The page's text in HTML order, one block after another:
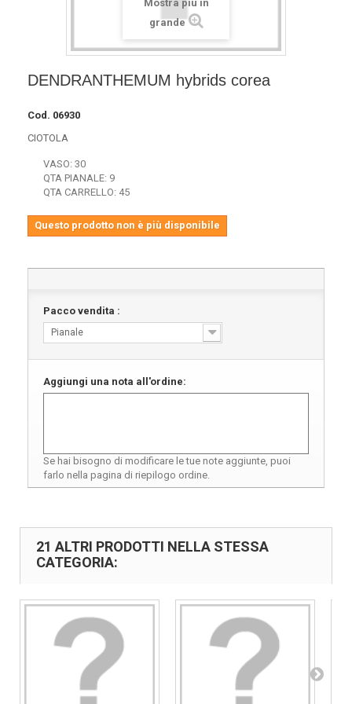
Mostra più in
grande
DENDRANTHEMUM hybrids corea
Cod. 06930
CIOTOLA
VASO: 30
QTA PIANALE: 9
QTA CARRELLO: 45
Questo prodotto non è più disponibile
Pacco vendita :
Pianale
Aggiungi una nota all'ordine:
Se hai bisogno di modificare le tue note aggiunte, puoi
farlo nella pagina di riepilogo ordine.
21 ALTRI PRODOTTI NELLA STESSA
CATEGORIA: